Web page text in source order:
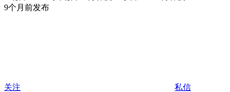
9个月前发布
关注 私信